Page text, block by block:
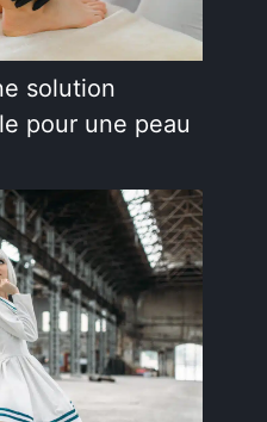
solution
pour une peau